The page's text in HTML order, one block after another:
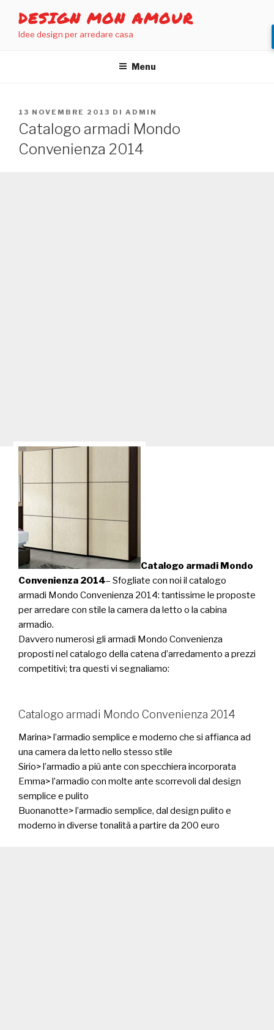
contenuto
DESIGN MON AMOUR
Idee design per arredare casa
Menu
PUBBLICATO
IL
13 NOVEMBRE 2013 DI ADMIN
Catalogo armadi Mondo
Convenienza 2014
Catalogo armadi Mondo
Convenienza 2014– Sfogliate con noi il catalogo
armadi Mondo Convenienza 2014: tantissime le proposte
per arredare con stile la camera da letto o la cabina
armadio.
Davvero numerosi gli armadi Mondo Convenienza
proposti nel catalogo della catena d’arredamento a prezzi
competitivi; tra questi vi segnaliamo:
Catalogo armadi Mondo Convenienza 2014
Marina> l’armadio semplice e moderno che si affianca ad
una camera da letto nello stesso stile
Sirio> l’armadio a più ante con specchiera incorporata
Emma> l’armadio con molte ante scorrevoli dal design
semplice e pulito
Buonanotte> l’armadio semplice, dal design pulito e
moderno in diverse tonalità a partire da 200 euro